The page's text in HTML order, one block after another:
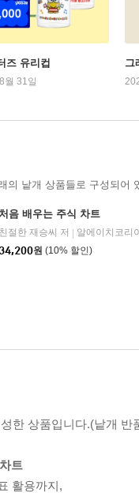
즈 유리컵
월 31일
그
의 낱개 상품들로 구성되어
처음 배우는 주식 차트
친절한 재승씨 저
알에이치코리
원 (10% 할인)
한 상품입니다.(낱개 반
트
활용까지,